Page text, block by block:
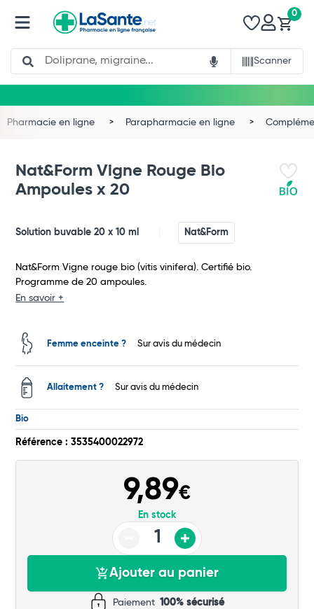
Search
Scanner
0
Pharmacie en ligne Parapharmacie en ligne
Nat&Form Vigne Rouge Bio
Ampoules x 20
Solution buvable 20 x 10 ml Nat&Form
Nat&Form Vigne rouge bio (vitis vinifera). Certifié bio.
Programme de 20 ampoules.
En savoir +
Femme enceinte ? Sur avis du médecin
Allaitement ? Sur avis du médecin
Bio
Référence : 3535400022972
9,89€
En stock
Ajouter au panier
Paiement 100% sécurisé